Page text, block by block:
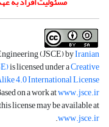
(JSCE) byIranian
is licensed under aCreative
4.0 International License
on a work atwww.jsce.ir
license may be available at
www.jsce.ir
.